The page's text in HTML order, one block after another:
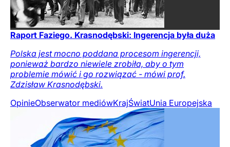
Raport Faziego. Krasnodębski: Ingerencja była duża
Polska jest mocno poddana procesom ingerencji,
ponieważ bardzo niewiele zrobiła, aby o tym
problemie mówić i go rozwiązać - mówi prof.
Zdzisław Krasnodębski.
OpinieObserwator mediówKrajŚwiatUnia Europejska